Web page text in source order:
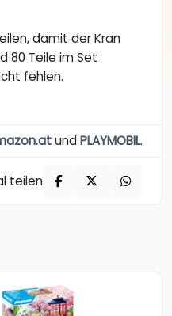
damit der Kran
80 Teile im Set
fehlen.
undPLAYMOBIL.
teilen